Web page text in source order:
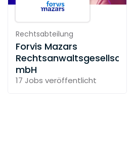
Rechtsabteilung
Forvis Mazars
Rechtsanwaltsgesellschaft
mbH
17 Jobs veröffentlicht